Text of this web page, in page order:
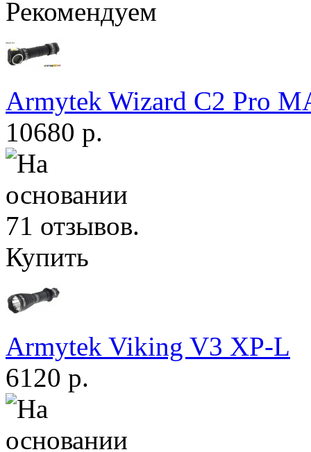
Рекомендуем
Armytek Wizard С2 Pro
10680 р.
Купить
Armytek Viking V3 XP-L
6120 р.